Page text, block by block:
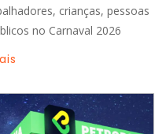
crianças, pessoas
no Carnaval 2026